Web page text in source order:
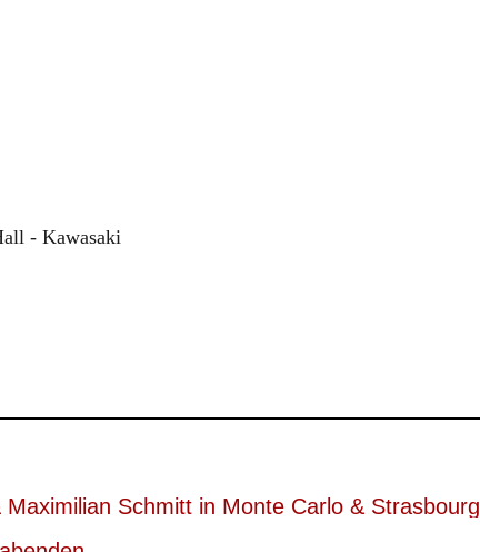
- Kawasaki
Schmitt in Monte Carlo & Strasbourg